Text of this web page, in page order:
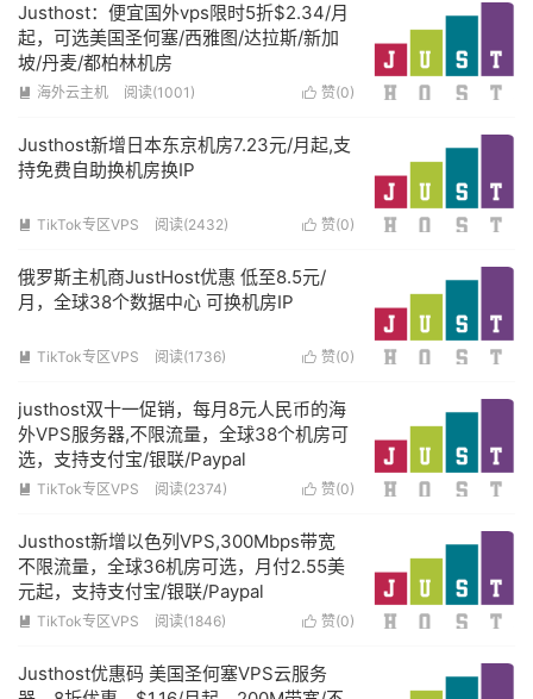
Justhost：便宜国外vps限时5折$2.34/月
起，可选美国圣何塞/西雅图/达拉斯/新加
坡/丹麦/都柏林机房
 赞(0)
 海外云主机 阅读(1001)
Justhost新增日本东京机房7.23元/月起,支
持免费自助换机房换IP
 赞(0)
 TikTok专区VPS 阅读(2432)
俄罗斯主机商JustHost优惠 低至8.5元/
月，全球38个数据中心 可换机房IP
 赞(0)
 TikTok专区VPS 阅读(1736)
justhost双十一促销，每月8元人民币的海
外VPS服务器,不限流量，全球38个机房可
选，支持支付宝/银联/Paypal
 赞(0)
 TikTok专区VPS 阅读(2374)
Justhost新增以色列VPS,300Mbps带宽
不限流量，全球36机房可选，月付2.55美
元起，支持支付宝/银联/Paypal
 赞(0)
 TikTok专区VPS 阅读(1846)
Justhost优惠码 美国圣何塞VPS云服务